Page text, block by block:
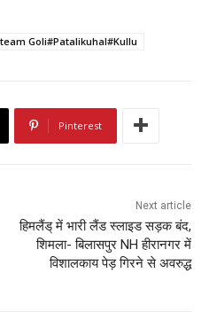
Goli#Patalikuhal#Kullu
Pinterest
Next article
हिमलैंड् में भारी लैंड स्लाइड सड़क बंद,
शिमला- बिलासपुर NH हीरानगर में
विशालकाय पेड़ गिरने से अवरुद्ध